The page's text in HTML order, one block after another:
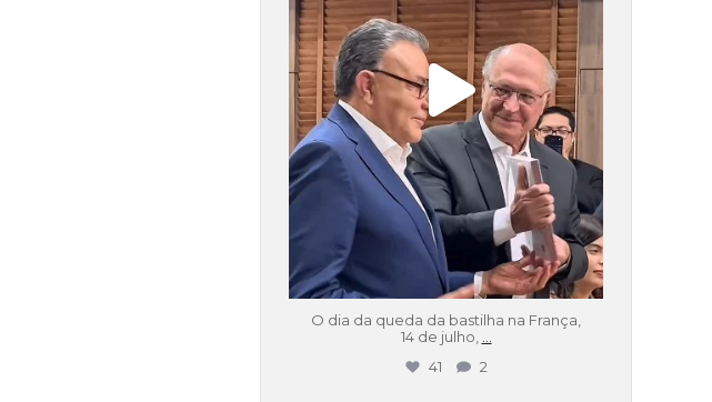
O dia da queda da bastilha na França,
14 de julho, ...
41
2